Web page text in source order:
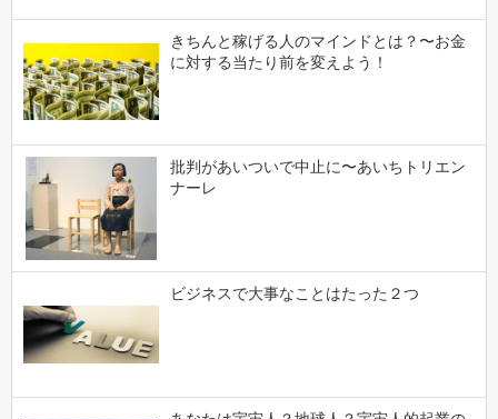
きちんと稼げる人のマインドとは？〜お金
に対する当たり前を変えよう！
批判があいついで中止に〜あいちトリエン
ナーレ
ビジネスで大事なことはたった２つ